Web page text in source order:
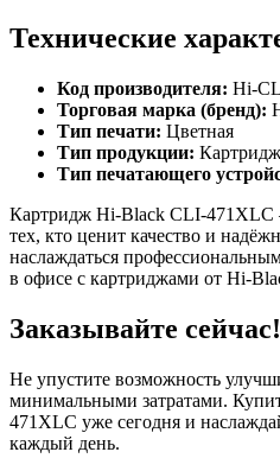
Технические
Код производителя: Hi-
Торговая марка (бренд):
Тип печати: Цветная
Тип продукции:
Тип печатающего
Картридж Hi-Black CLI-471XLC
тех, кто ценит качество и
наслаждаться
в офисе с картриджами от Hi-
Заказывайте сейчас!
Не упустите возможность
минимальными затратами.
471XLC уже сегодня и
каждый день.